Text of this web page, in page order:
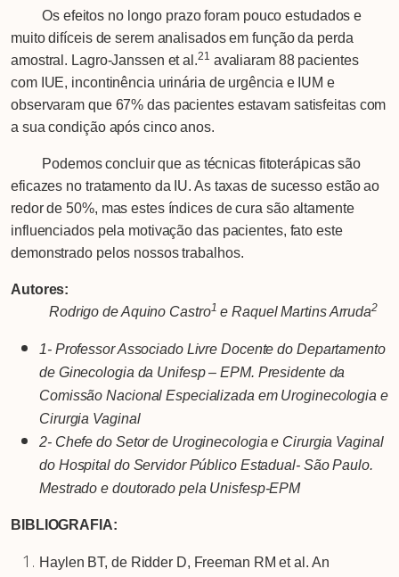
Os efeitos no longo prazo foram pouco estudados e
muito difíceis de serem analisados em função da perda
amostral. Lagro-Janssen et al.21 avaliaram 88 pacientes
com IUE, incontinência urinária de urgência e IUM e
observaram que 67% das pacientes estavam satisfeitas com
a sua condição após cinco anos.
Podemos concluir que as técnicas fitoterápicas são
eficazes no tratamento da IU. As taxas de sucesso estão ao
redor de 50%, mas estes índices de cura são altamente
influenciados pela motivação das pacientes, fato este
demonstrado pelos nossos trabalhos.
Autores:
Rodrigo de Aquino Castro1 e Raquel Martins Arruda2
1- Professor Associado Livre Docente do Departamento
de Ginecologia da Unifesp – EPM. Presidente da
Comissão Nacional Especializada em Uroginecologia e
Cirurgia Vaginal
2- Chefe do Setor de Uroginecologia e Cirurgia Vaginal
do Hospital do Servidor Público Estadual- São Paulo.
Mestrado e doutorado pela Unisfesp-EPM
BIBLIOGRAFIA:
Haylen BT, de Ridder D, Freeman RM et al. An